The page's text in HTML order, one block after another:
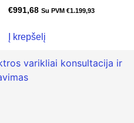
€991,68 Su PVM €1.199,93
Į krepšelį